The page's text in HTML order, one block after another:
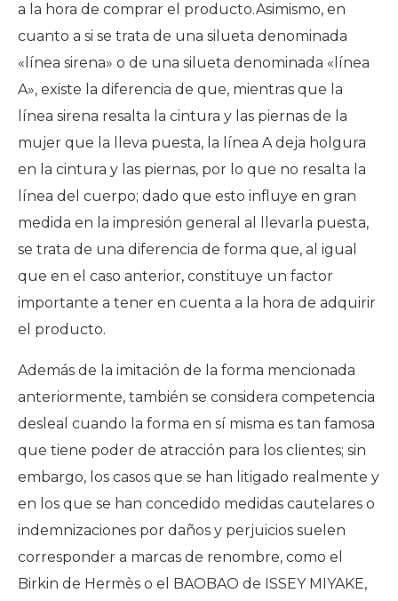
a la hora de comprar el producto.Asimismo, en
cuanto a si se trata de una silueta denominada
«línea sirena» o de una silueta denominada «línea
A», existe la diferencia de que, mientras que la
línea sirena resalta la cintura y las piernas de la
mujer que la lleva puesta, la línea A deja holgura
en la cintura y las piernas, por lo que no resalta la
línea del cuerpo; dado que esto influye en gran
medida en la impresión general al llevarla puesta,
se trata de una diferencia de forma que, al igual
que en el caso anterior, constituye un factor
importante a tener en cuenta a la hora de adquirir
el producto.
Además de la imitación de la forma mencionada
anteriormente, también se considera competencia
desleal cuando la forma en sí misma es tan famosa
que tiene poder de atracción para los clientes; sin
embargo, los casos que se han litigado realmente y
en los que se han concedido medidas cautelares o
indemnizaciones por daños y perjuicios suelen
corresponder a marcas de renombre, como el
Birkin de Hermès o el BAOBAO de ISSEY MIYAKE,